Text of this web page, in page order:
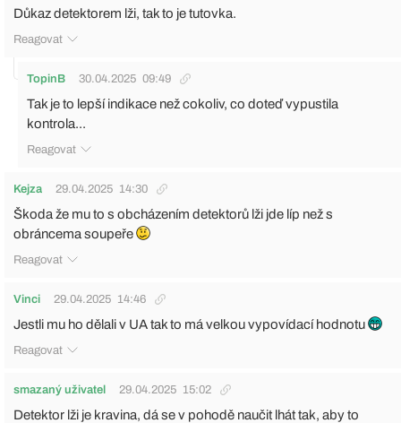
Důkaz detektorem lži, tak to je tutovka.
Reagovat
TopinB 30.04.2025 09:49
Tak je to lepší indikace než cokoliv, co doteď vypustila
kontrola...
Reagovat
Kejza 29.04.2025 14:30
Škoda že mu to s obcházením detektorů lži jde líp než s
obráncema soupeře
Reagovat
Vinci 29.04.2025 14:46
Jestli mu ho dělali v UA tak to má velkou vypovídací hodnotu
Reagovat
smazaný uživatel 29.04.2025 15:02
Detektor lži je kravina, dá se v pohodě naučit lhát tak, aby to